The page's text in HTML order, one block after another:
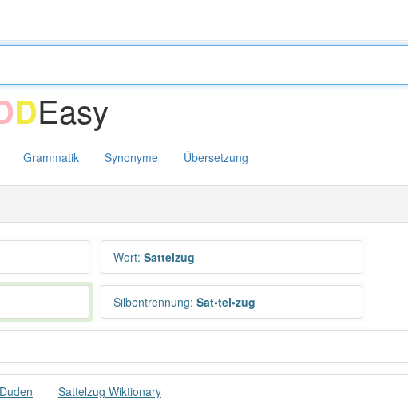
DEasy
Grammatik Synonyme Übersetzung
Wort: Sattelzug
Silbentrennung: Sat•tel•zug
Sattelzug Wiktionary